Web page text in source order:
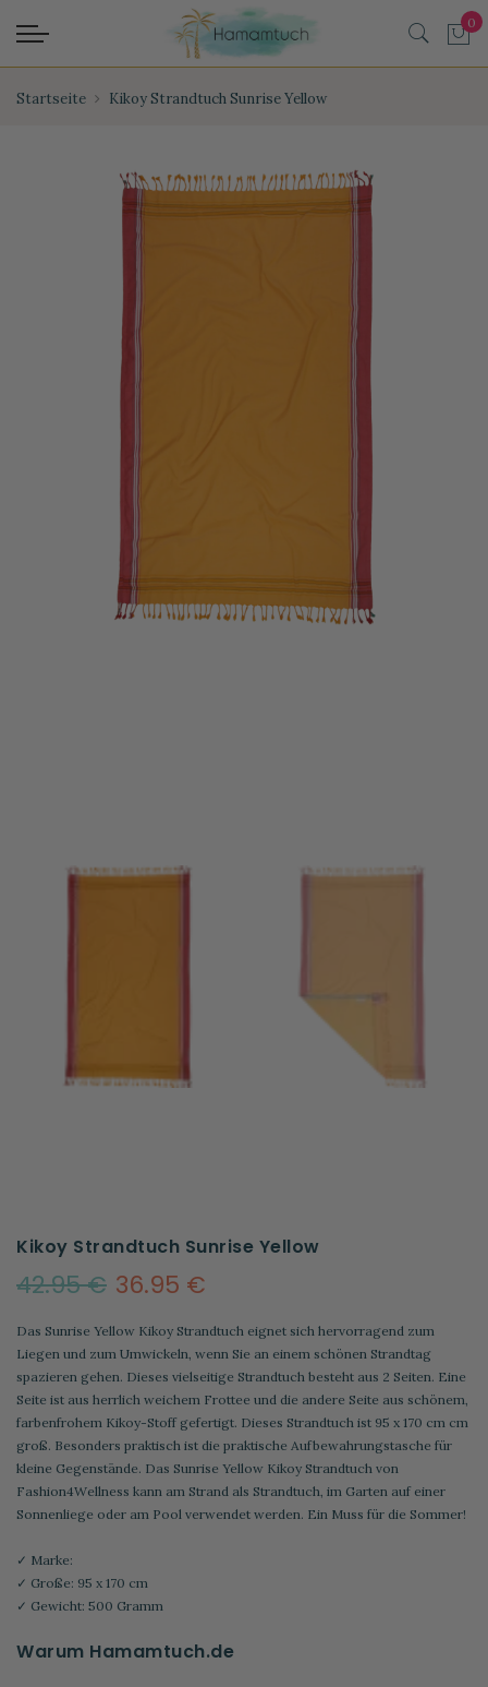
Startseite Kikoy Strandtuch Sunrise Yellow
Kikoy Strandtuch Sunrise Yellow
36.95 €
42.95 €
Das Sunrise Yellow Kikoy Strandtuch eignet sich hervorragend zum
Liegen und zum Umwickeln, wenn Sie an einem schönen Strandtag
spazieren gehen. Dieses vielseitige Strandtuch besteht aus 2 Seiten. Eine
Seite ist aus herrlich weichem Frottee und die andere Seite aus schönem,
farbenfrohem Kikoy-Stoff gefertigt. Dieses Strandtuch ist 95 x 170 cm cm
groß. Besonders praktisch ist die praktische Aufbewahrungstasche für
kleine Gegenstände. Das Sunrise Yellow Kikoy Strandtuch von
Fashion4Wellness kann am Strand als Strandtuch, im Garten auf einer
Sonnenliege oder am Pool verwendet werden. Ein Muss für die Sommer!
✓ Marke:
✓ Große: 95 x 170 cm
✓ Gewicht: 500 Gramm
Warum Hamamtuch.de